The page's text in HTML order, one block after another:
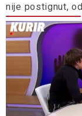
nije postignut,